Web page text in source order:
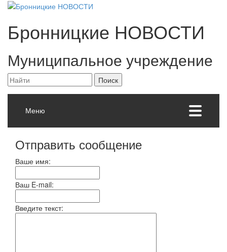
Бронницкие НОВОСТИ
Муниципальное учреждение
Меню
Отправить сообщение
Ваше имя:
Ваш E-mail:
Введите текст: